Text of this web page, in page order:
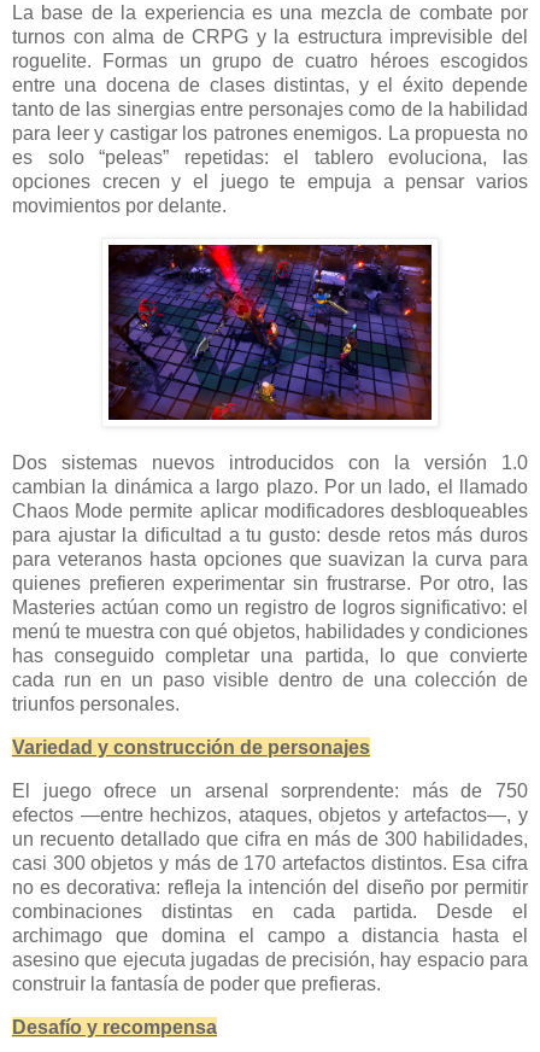
La base de la experiencia es una mezcla de combate por
turnos con alma de CRPG y la estructura imprevisible del
roguelite. Formas un grupo de cuatro héroes escogidos
entre una docena de clases distintas, y el éxito depende
tanto de las sinergias entre personajes como de la habilidad
para leer y castigar los patrones enemigos. La propuesta no
es solo “peleas” repetidas: el tablero evoluciona, las
opciones crecen y el juego te empuja a pensar varios
movimientos por delante.
Dos sistemas nuevos introducidos con la versión 1.0
cambian la dinámica a largo plazo. Por un lado, el llamado
Chaos Mode permite aplicar modificadores desbloqueables
para ajustar la dificultad a tu gusto: desde retos más duros
para veteranos hasta opciones que suavizan la curva para
quienes prefieren experimentar sin frustrarse. Por otro, las
Masteries actúan como un registro de logros significativo: el
menú te muestra con qué objetos, habilidades y condiciones
has conseguido completar una partida, lo que convierte
cada run en un paso visible dentro de una colección de
triunfos personales.
Variedad y construcción de personajes
El juego ofrece un arsenal sorprendente: más de 750
efectos —entre hechizos, ataques, objetos y artefactos—, y
un recuento detallado que cifra en más de 300 habilidades,
casi 300 objetos y más de 170 artefactos distintos. Esa cifra
no es decorativa: refleja la intención del diseño por permitir
combinaciones distintas en cada partida. Desde el
archimago que domina el campo a distancia hasta el
asesino que ejecuta jugadas de precisión, hay espacio para
construir la fantasía de poder que prefieras.
Desafío y recompensa